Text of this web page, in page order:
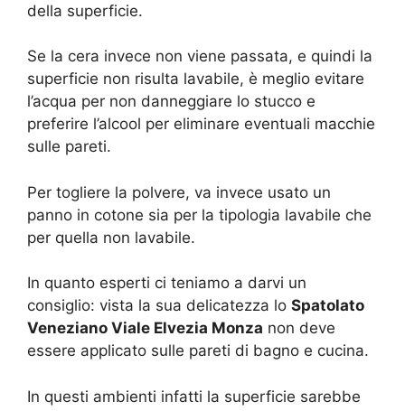
della superficie.
Se la cera invece non viene passata, e quindi la
superficie non risulta lavabile, è meglio evitare
l’acqua per non danneggiare lo stucco e
preferire l’alcool per eliminare eventuali macchie
sulle pareti.
Per togliere la polvere, va invece usato un
panno in cotone sia per la tipologia lavabile che
per quella non lavabile.
In quanto esperti ci teniamo a darvi un
consiglio: vista la sua delicatezza lo Spatolato
Veneziano Viale Elvezia Monza non deve
essere applicato sulle pareti di bagno e cucina.
In questi ambienti infatti la superficie sarebbe